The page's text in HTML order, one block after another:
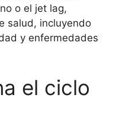
o el jet lag,
salud, incluyendo
y enfermedades
el ciclo